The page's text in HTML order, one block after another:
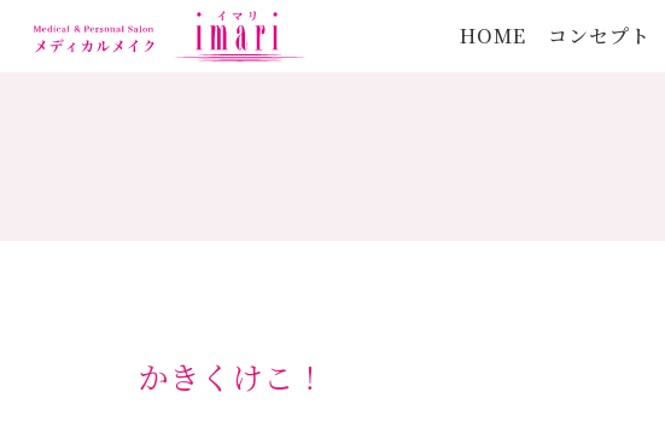
HOME コンセプト
かきくけこ！